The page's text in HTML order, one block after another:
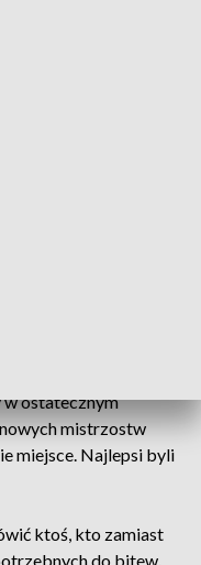
w ostatecznym
mistrzostw
miejsce. Najlepsi byli
ktoś, kto zamiast
do bitew.